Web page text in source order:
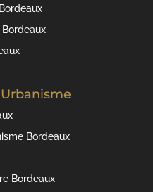
Bordeaux
Bordeaux